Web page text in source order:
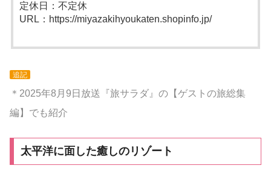
定休日：不定休
URL：https://miyazakihyoukaten.shopinfo.jp/
追記
＊2025年8月9日放送『旅サラダ』の【ゲストの旅総集
編】でも紹介
太平洋に面した癒しのリゾート